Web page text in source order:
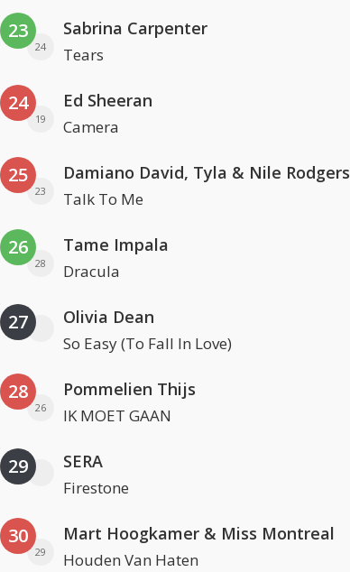
23
24
Sabrina Carpenter
Tears
24
19
Ed Sheeran
Camera
25
23
Damiano David, Tyla & Nile Rodgers
Talk To Me
26
28
Tame Impala
Dracula
27 Olivia Dean
So Easy (To Fall In Love)
28
26
Pommelien Thijs
IK MOET GAAN
29 SERA
Firestone
30
29
Mart Hoogkamer & Miss Montreal
Houden Van Haten